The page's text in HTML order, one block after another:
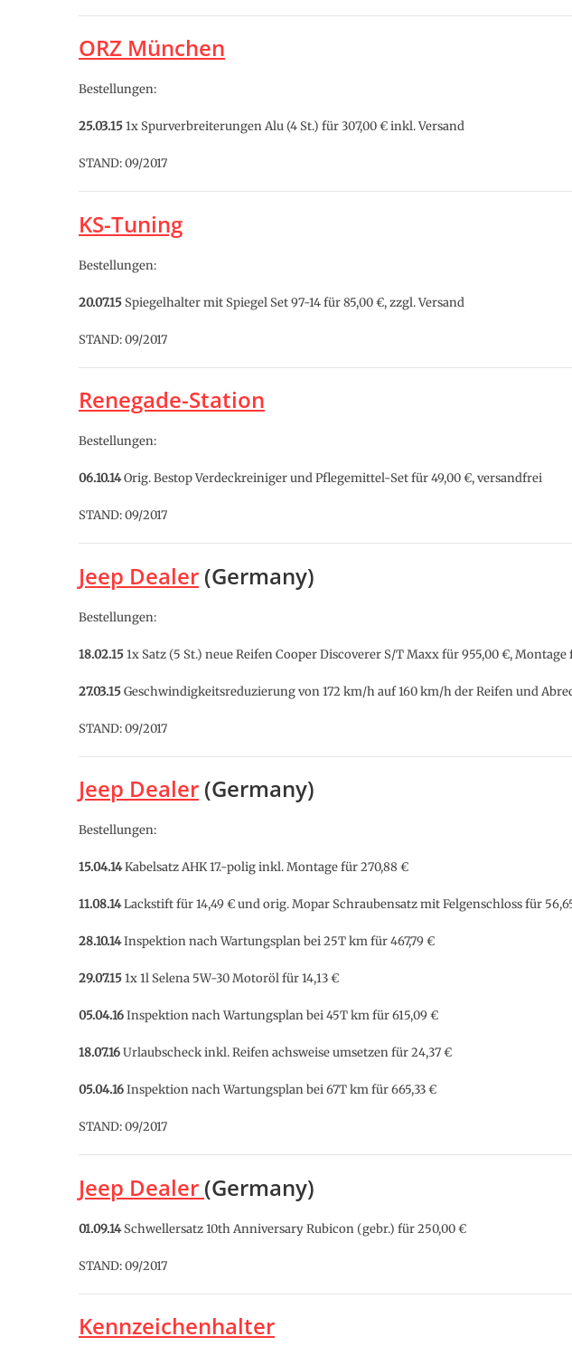
ORZ München
Bestellungen:
25.03.151x Spurverbreiterungen Alu (4 St.) für 307,00 € inkl. Versand
STAND: 09/2017
KS-Tuning
Bestellungen:
20.07.15 Spiegelhalter mit Spiegel Set 97-14 für 85,00 €, zzgl. Versand
STAND: 09/2017
Renegade-Station
Bestellungen:
06.10.14Orig. Bestop Verdeckreiniger und Pflegemittel-Set für 49,00 €, versandfrei
STAND: 09/2017
Jeep Dealer (Germany)
Bestellungen:
18.02.151x Satz (5 St.) neue Reifen Cooper Discoverer S/T Maxx für 955,00 €,
27.03.15Geschwindigkeitsreduzierung von 172 km/h auf 160 km/h der Reifen und
STAND: 09/2017
Jeep Dealer (Germany)
Bestellungen:
15.04.14Kabelsatz AHK 17.-polig inkl. Montage für 270,88 €
11.08.14Lackstift für 14,49 € und orig. Mopar Schraubensatz mit Felgenschloss für
28.10.14Inspektion nach Wartungsplan bei 25T km für 467,79 €
29.07.151x 1l Selena 5W-30 Motoröl für 14,13 €
05.04.16Inspektion nach Wartungsplan bei 45T km für 615,09 €
18.07.16Urlaubscheck inkl. Reifen achsweise umsetzen für 24,37 €
05.04.16Inspektion nach Wartungsplan bei 67T km für 665,33 €
STAND: 09/2017
Jeep Dealer (Germany)
01.09.14Schwellersatz 10th Anniversary Rubicon (gebr.) für 250,00 €
STAND: 09/2017
Kennzeichenhalter